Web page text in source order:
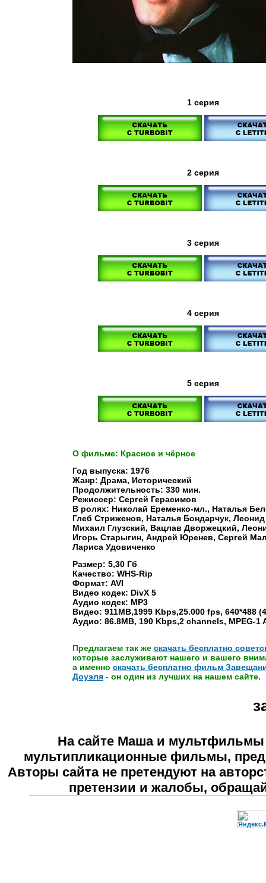
1 серия
2 серия
3 серия
4 серия
5 серия
О фильме: Красное и чёрное
Год выпуска: 1976
Жанр: Драма, Исторический
Продолжительность: 330 мин.
Режиссер: Сергей Герасимов
В ролях: Николай Еременко-мл., Наталья
Глеб Стриженов, Наталья Бондарчук,
Михаил Глузский, Вацлав Дворжецкий,
Игорь Старыгин, Андрей Юренев, Сергей
Лариса Удовиченко
Размер: 5,30 Гб
Качество: WHS-Rip
Формат: AVI
Видео кодек: DivX 5
Аудио кодек: MP3
Видео: 911MB,1999 Kbps,25.000 fps, 640*488
Аудио: 86.8MB, 190 Kbps,2 channels, MPEG-1
Предлагаем так же скачать бесплатно
которые заслуживают нашего и вашего
а именно скачать бесплатно фильм
Доуэля - он один из лучших на нашем сайте.
На сайте Маша и мультфильмы
мультипликационные фильмы,
Авторы сайта не претендуют на
претензии и жалобы,